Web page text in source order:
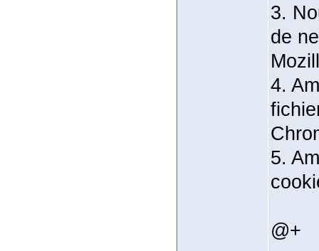
3.
de
4.
5.
@+